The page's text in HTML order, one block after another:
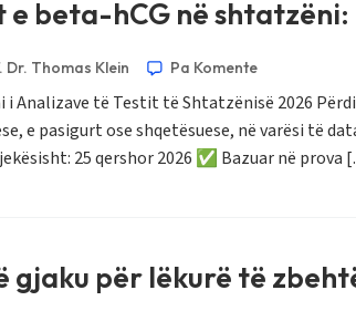
e beta-hCG në shtatzëni:
Dr. Thomas Klein Pa Komente
Analizave të Testit të Shtatzënisë 2026
e pasigurt ose shqetësuese, në varësi të
25 qershor 2026 ✅ Bazuar në prova
gjaku për lëkurë të
O‘zbekcha
Hrvatski
Slovenčina
كوردی‎
سنڌي